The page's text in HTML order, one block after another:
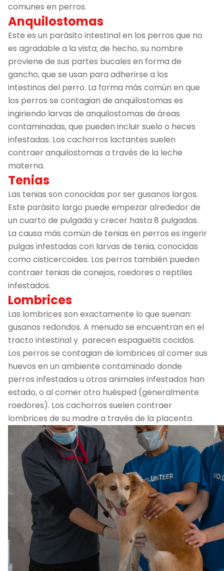
comunes en perros.
Anquilostomas
Este es un parásito intestinal en los perros que no
es agradable a la vista; de hecho, su nombre
proviene de sus partes bucales en forma de
gancho, que se usan para adherirse a los
intestinos del perro. La forma más común en que
los perros se contagian de anquilostomas es
ingiriendo larvas de anquilostomas de áreas
contaminadas, que pueden incluir suelo o heces
infestadas. Los cachorros lactantes suelen
contraer anquilostomas a través de la leche
materna.
Tenias
Las tenias son conocidas por ser gusanos largos.
Este parásito largo puede empezar alrededor de
un cuarto de pulgada y crecer hasta 8 pulgadas.
La causa más común de tenias en perros es ingerir
pulgas infestadas con larvas de tenia, conocidas
como cisticercoides. Los perros también pueden
contraer tenias de conejos, roedores o reptiles
infestados.
Lombrices
Las lombrices son exactamente lo que suenan:
gusanos redondos. A menudo se encuentran en el
tracto intestinal y parecen espaguetis cocidos.
Los perros se contagian de lombrices al comer sus
huevos en un ambiente contaminado donde
perros infestados u otros animales infestados han
estado, o al comer otro huésped (generalmente
roedores). Los cachorros suelen contraer
lombrices de su madre a través de la placenta.